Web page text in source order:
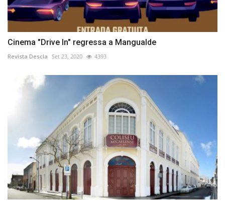
Cinema "Drive In" regressa a Mangualde
Revista Descla Set 23, 2020 4393